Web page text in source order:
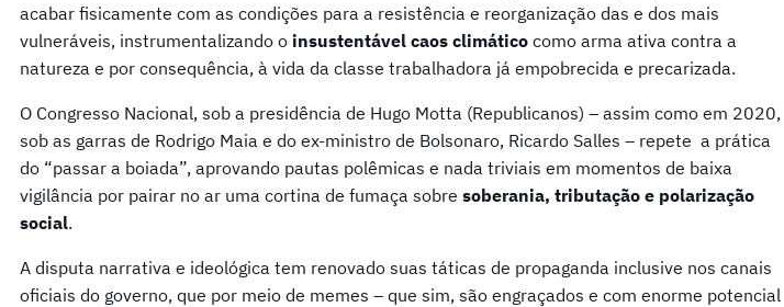
acabar fisicamente com as condições para a resistência e reorganização das e dos mais
vulneráveis, instrumentalizando o insustentável caos climático como arma ativa contra a
natureza e por consequência, à vida da classe trabalhadora já empobrecida e precarizada.
O Congresso Nacional, sob a presidência de Hugo Motta (Republicanos) – assim como em 2020,
sob as garras de Rodrigo Maia e do ex-ministro de Bolsonaro, Ricardo Salles – repete a prática
do “passar a boiada”, aprovando pautas polêmicas e nada triviais em momentos de baixa
vigilância por pairar no ar uma cortina de fumaça sobre soberania, tributação e polarização
social.
A disputa narrativa e ideológica tem renovado suas táticas de propaganda inclusive nos canais
oficiais do governo, que por meio de memes – que sim, são engraçados e com enorme potencial